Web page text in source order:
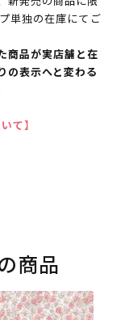
単独の在庫にてご
商品が実店舗と在
の表示へと変わる
て】
商品